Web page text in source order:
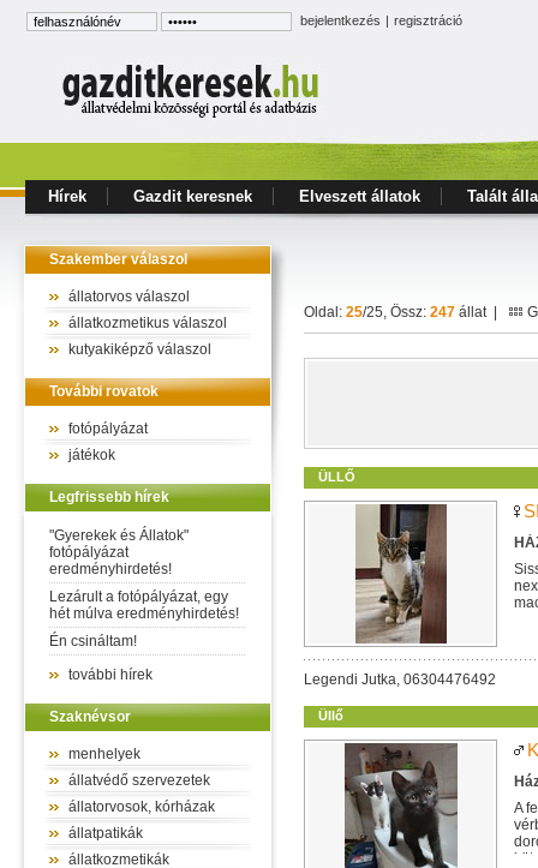
bejelentkezés | regisztráció
Hírek Gazdit keresnek Elveszett állatok Talált
Szakember válaszol
állatorvos válaszol
állatkozmetikus válaszol
kutyakiképző válaszol
További rovatok
fotópályázat
játékok
Legfrissebb hírek
"Gyerekek és Állatok"
fotópályázat
eredményhirdetés!
Lezárult a fotópályázat, egy
hét múlva eredményhirdetés!
Én csináltam!
további hírek
Szaknévsor
menhelyek
állatvédő szervezetek
állatorvosok, kórházak
állatpatikák
állatkozmetikák
Oldal: 25/25, Össz: 247 állat |
ÜLLŐ
Legendi Jutka, 06304476492
Üllő
A